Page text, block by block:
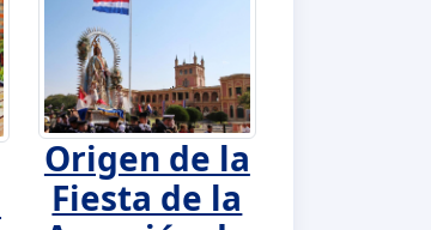
Origen de la
Fiesta de la